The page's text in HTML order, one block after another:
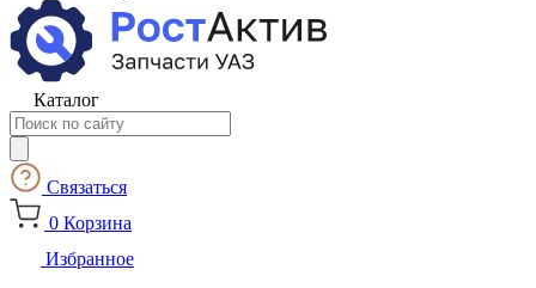
Каталог
Поиск
товаров
Связаться
0 Корзина
Избранное